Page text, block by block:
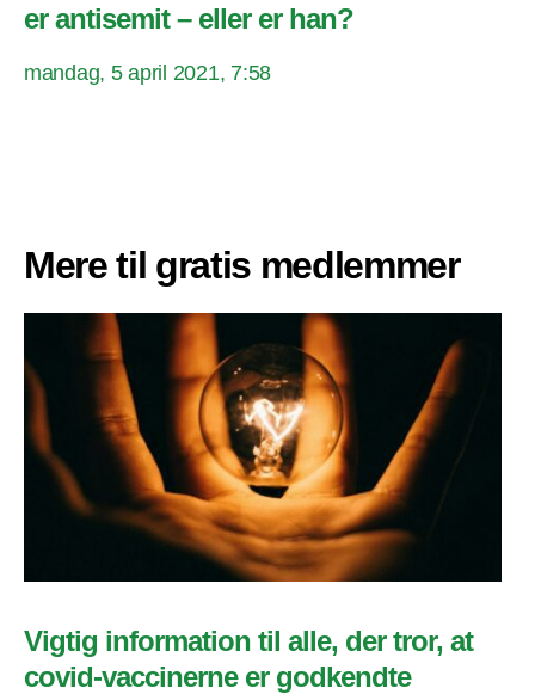
er antisemit – eller er han?
mandag, 5 april 2021, 7:58
Mere til gratis medlemmer
Vigtig information til alle, der tror, at
covid-vaccinerne er godkendte